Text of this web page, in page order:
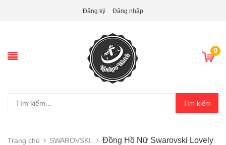
Đăng ký Đăng nhập
0
Tìm kiếm
Trang chủ SWAROVSKI.
Đồng Hồ Nữ Swarovski Lovely